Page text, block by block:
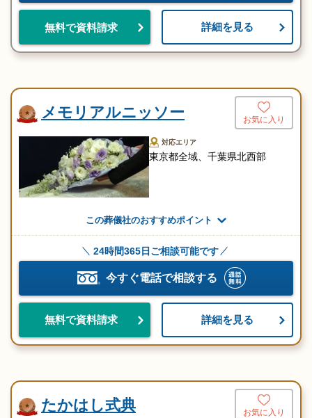
無料で資料請求 詳細を見る
メモリアルニッソー お気に入り
対応エリア
東京都全域、千葉県北西部
この葬儀社のおすすめポイント
24時間365日ご相談可能です
今すぐ電話で相談する
無料で資料請求 詳細を見る
たかはし式典 お気に入り